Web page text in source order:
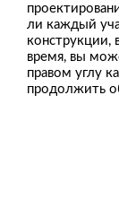
ли каждый
конструкции,
время, вы
правом углу
продолжить